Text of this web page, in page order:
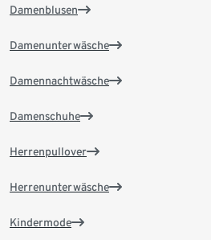
Damenblusen
Damenunterwäsche
Damennachtwäsche
Damenschuhe
Herrenpullover
Herrenunterwäsche
Kindermode